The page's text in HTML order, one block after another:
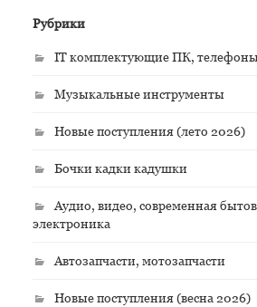
Рубрики
IT комплектующие ПК,
Музыкальные инструменты
Новые поступления (лето 2026)
Бочки кадки кадушки
Аудио, видео, современная
электроника
Автозапчасти, мотозапчасти
Новые поступления (весна 2026)